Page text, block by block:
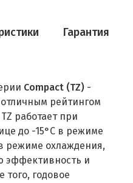
Гарантия
Compact (TZ) -
рейтингом
работает при
до -15°C в режиме
режиме охлаждения,
эффективность и
того, годовое